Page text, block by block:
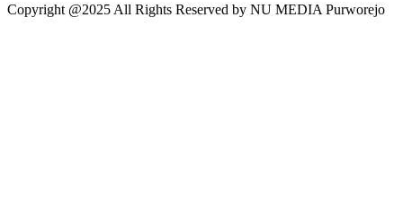
Copyright @2025 All Rights Reserved by NU MEDIA Purworejo